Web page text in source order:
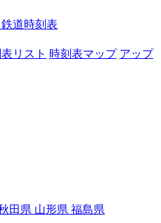
道時刻表
リスト 時刻表マップ アップ
田県 山形県 福島県